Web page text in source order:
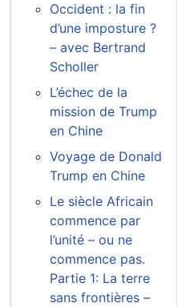
Occident : la fin
d’une imposture ?
– avec Bertrand
Scholler
L’échec de la
mission de Trump
en Chine
Voyage de Donald
Trump en Chine
Le siècle Africain
commence par
l’unité – ou ne
commence pas.
Partie 1: La terre
sans frontières –